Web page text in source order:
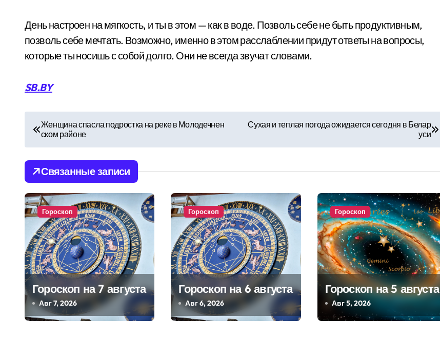
День настроен на мягкость, и ты в этом — как в воде. Позволь себе не быть продуктивным,
позволь себе мечтать. Возможно, именно в этом расслаблении придут ответы на вопросы,
которые ты носишь с собой долго. Они не всегда звучат словами.
SB.BY
а
в
и
г
а
ц
и
я
п
Женщина спасла подростка на реке в Молодечнен
ском районе
Сухая и теплая погода ожидается сегодня в Белар
уси
Связанные записи
Гороскоп
Гороскоп на 7 августа
Авг 7, 2026
Гороскоп
Гороскоп на 6 августа
Авг 6, 2026
Гороскоп
Гороскоп на 5 августа
Авг 5, 2026